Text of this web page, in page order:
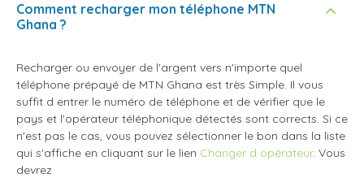
Comment recharger mon téléphone MTN
Ghana ?
Recharger ou envoyer de l'argent vers n'importe quel
téléphone prépayé de MTN Ghana est très Simple. Il vous
suffit d entrer le numéro de téléphone et de vérifier que le
pays et l'opérateur téléphonique détectés sont corrects. Si ce
n'est pas le cas, vous pouvez sélectionner le bon dans la liste
qui s'affiche en cliquant sur le lien Changer d opérateur. Vous
devrez